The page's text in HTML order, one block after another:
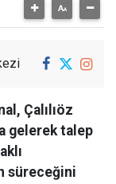
Çalılıöz
gelerek talep
süreceğini